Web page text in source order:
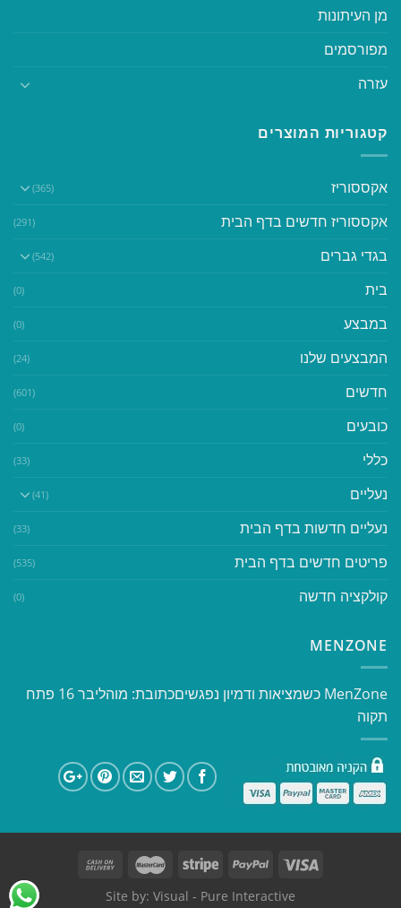
מן העיתונות
מפורסמים
עזרה
קטגוריות המוצרים
אקססוריז (365)
אקססוריז חדשים בדף הבית (291)
בגדי גברים (542)
בית (0)
במבצע (0)
המבצעים שלנו (24)
חדשים (601)
כובעים (0)
כללי (33)
נעליים (41)
נעליים חדשות בדף הבית (33)
פריטים חדשים בדף הבית (535)
קולקציה חדשה (0)
MENZONE
​​MenZone כשמציאות ודמיון נפגשים​ כתובת: מוהליבר 16 פתח
תקוה
Site by: Visual - Pure Interactive